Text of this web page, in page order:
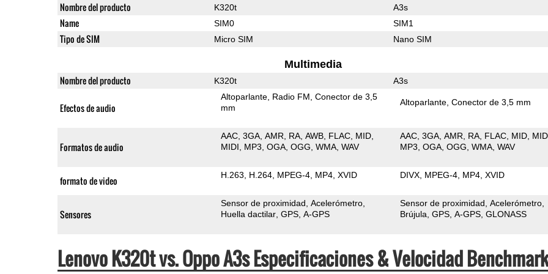
Nombre del producto K320t A3s
Name SIM0 SIM1
Tipo de SIM Micro SIM Nano SIM
Multimedia
Nombre del producto K320t A3s
Efectos de audio
Altoparlante Radio FM Conector de 3,5
mm
Altoparlante Conector de 3,5 mm
Formatos de audio
AAC 3GA AMR RA AWB FLAC MID
MIDI
MP3 OGA OGG WMA WAV
AAC 3GA AMR RA FLAC MID
MP3 OGA OGG WMA WAV
formato de video H.263 H.264 MPEG-4 MP4 XVID DIVX MPEG-4 MP4 XVID
Sensores
Sensor de proximidad Acelerómetro
Huella dactilar GPS A-GPS
Sensor de proximidad Acelerómetro
Brújula GPS A-GPS GLONASS
Lenovo K320t vs. Oppo A3s Especificaciones & Velocidad